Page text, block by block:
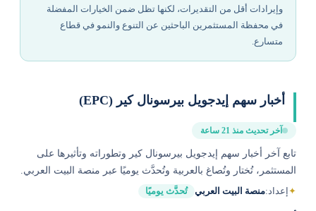
وإيرادات أقل من التقديرات، لكنها تظل ضمن الخيارات المفضلة
في محفظة المستثمرين الباحثين عن التنوع والنمو في قطاع
متسارع.
أخبار سهم إيدجويل بيرسونال كير (EPC)
آخر تحديث منذ 21 ساعة
تابع آخر أخبار سهم إيدجويل بيرسونال كير وتطوراته وتأثيرها على
المستثمر، تُختار وتُصاغ بالعربية وتُحدَّث يوميًا عبر منصة البيت العربي.
✦إعداد:منصة البيت العربي تُحدَّث يوميًا